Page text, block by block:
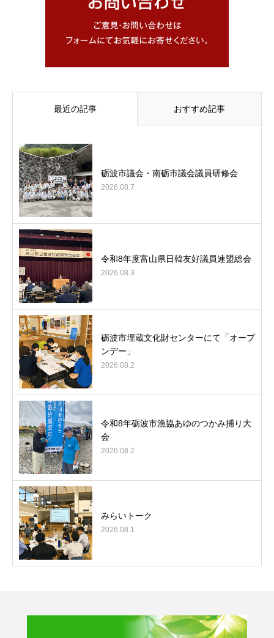
最近の記事 おすすめ記事
砺波市議会・南砺市議会議員研修会
2026.08.7
令和8年度富山県日韓友好議員連盟総会
2026.08.3
砺波市埋蔵文化財センターにて「オープ
ンデー」
2026.08.2
令和8年砺波市漁協あゆのつかみ捕り大
会
2026.08.2
みらいトーク
2026.08.1